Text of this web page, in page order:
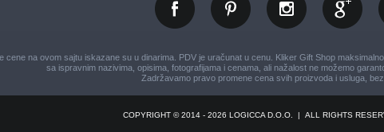
cene na ovom sajtu iskazane su u dinarima. PDV je uračunat u cenu. Kliker Gift Shop
sa ispravnim nazivima, opisima, fotografijama i cenama, ali nažalost ne možemo
Zadržavamo pravo promene cena svih proizvoda i usluga,
COPYRIGHT © 2014 - 2026 LOGICCA D.O.O. | ALL RIGHTS